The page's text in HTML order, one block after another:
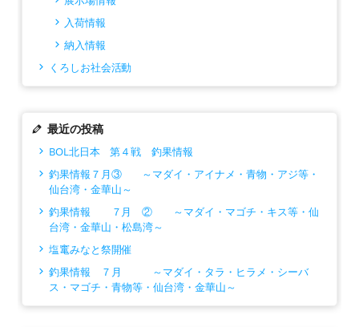
入荷情報
納入情報
くろしお社会活動
最近の投稿
BOL北日本 第４戦 釣果情報
釣果情報７月③ ～マダイ・アイナメ・青物・アジ等・
仙台湾・金華山～
釣果情報 ７月 ② ～マダイ・マゴチ・キス等・仙
台湾・金華山・松島湾～
塩竃みなと祭開催
釣果情報 ７月 ～マダイ・タラ・ヒラメ・シーバ
ス・マゴチ・青物等・仙台湾・金華山～